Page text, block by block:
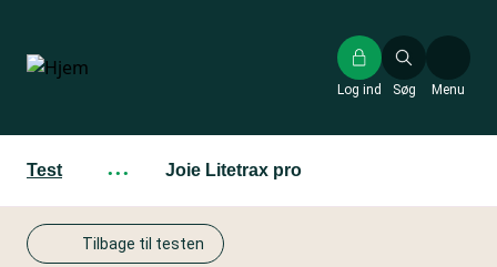
hovedindhold
Søg
Log ind Menu
Test ··· Joie Litetrax pro
Tilbage til testen